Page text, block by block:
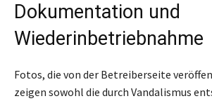
Dokumentation und
Wiederinbetriebnahme
Fotos, die von der Betreiberseite
zeigen sowohl die durch Vandalismus